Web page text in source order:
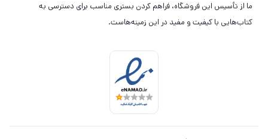
ما از تأسیس این فروشگاه، فراهم کردن بستری مناسب برای دسترسی به
کتاب‌هایی با کیفیت و مفید در این زمینه‌هاست.